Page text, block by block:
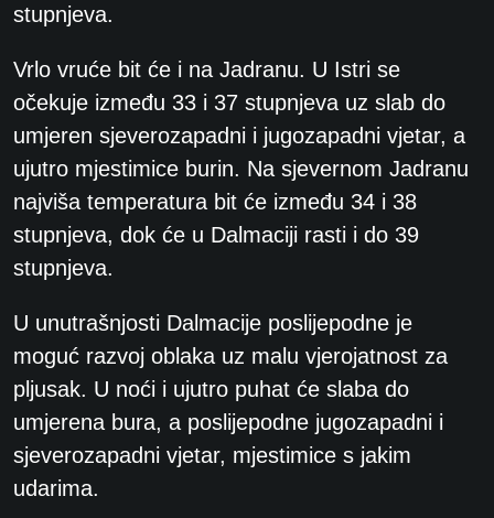
stupnjeva.
Vrlo vruće bit će i na Jadranu. U Istri se
očekuje između 33 i 37 stupnjeva uz slab do
umjeren sjeverozapadni i jugozapadni vjetar, a
ujutro mjestimice burin. Na sjevernom Jadranu
najviša temperatura bit će između 34 i 38
stupnjeva, dok će u Dalmaciji rasti i do 39
stupnjeva.
U unutrašnjosti Dalmacije poslijepodne je
moguć razvoj oblaka uz malu vjerojatnost za
pljusak. U noći i ujutro puhat će slaba do
umjerena bura, a poslijepodne jugozapadni i
sjeverozapadni vjetar, mjestimice s jakim
udarima.